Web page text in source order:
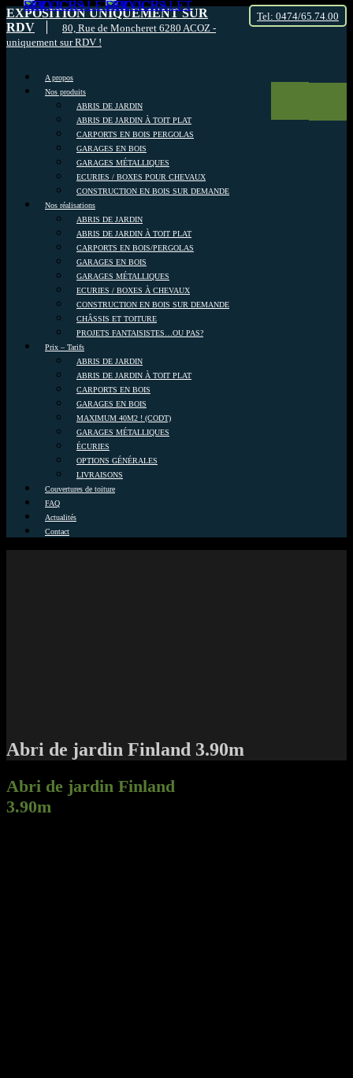
Tel: 0474/65.74.00
EXPOSITION UNIQUEMENT SUR
RDV
80, Rue de Moncheret 6280 ACOZ -
uniquement sur RDV !
A propos
Nos produits
ABRIS DE JARDIN
ABRIS DE JARDIN À TOIT PLAT
CARPORTS EN BOIS PERGOLAS
GARAGES EN BOIS
GARAGES MÉTALLIQUES
ECURIES / BOXES POUR CHEVAUX
CONSTRUCTION EN BOIS SUR DEMANDE
Nos réalisations
ABRIS DE JARDIN
ABRIS DE JARDIN À TOIT PLAT
CARPORTS EN BOIS/PERGOLAS
GARAGES EN BOIS
GARAGES MÉTALLIQUES
ECURIES / BOXES À CHEVAUX
CONSTRUCTION EN BOIS SUR DEMANDE
CHÂSSIS ET TOITURE
PROJETS FANTAISISTES…OU PAS?
Prix – Tarifs
ABRIS DE JARDIN
ABRIS DE JARDIN À TOIT PLAT
CARPORTS EN BOIS
GARAGES EN BOIS
MAXIMUM 40M2 ! (CODT)
GARAGES MÉTALLIQUES
ÉCURIES
OPTIONS GÉNÉRALES
LIVRAISONS
Couvertures de toiture
FAQ
Actualités
Contact
Abri de jardin Finland 3.90m
Abri de jardin Finland
3.90m